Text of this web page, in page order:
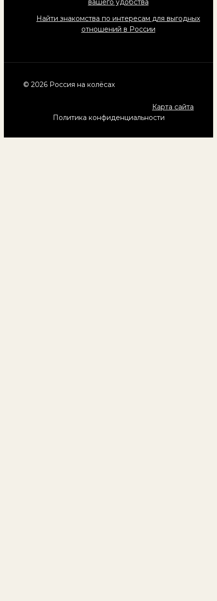
Найти знакомства по интересам для выгодных
отношений в России
© 2026 Россия на колёсах
Карта сайта
Политика конфиденциальности